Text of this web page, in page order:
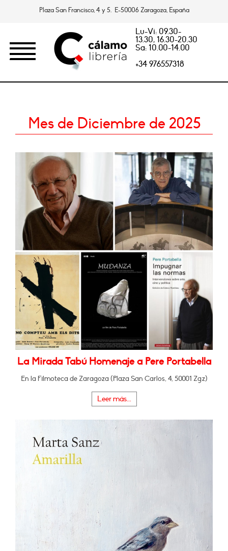
Plaza San Francisco, 4 y 5. E-50006 Zaragoza, España
Lu-Vi: 09.30-
13.30, 16.30-20.30
Sa: 10.00-14.00
+34 976557318
Mes de Diciembre de 2025
La Mirada Tabú Homenaje a Pere Portabella
En la Filmoteca de Zaragoza (Plaza San Carlos, 4, 50001 Zgz)
Leer más...